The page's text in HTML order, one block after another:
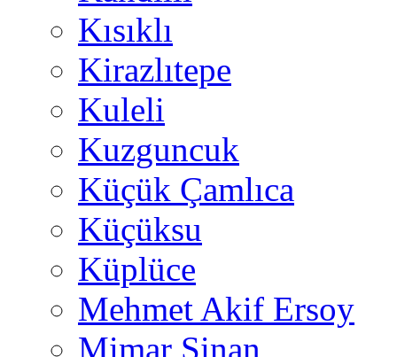
Kısıklı
Kirazlıtepe
Kuleli
Kuzguncuk
Küçük Çamlıca
Küçüksu
Küplüce
Mehmet Akif Ersoy
Mimar Sinan